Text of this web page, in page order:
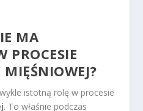
MA
PROCESIE
istotną rolę w procesie
. To właśnie podczas